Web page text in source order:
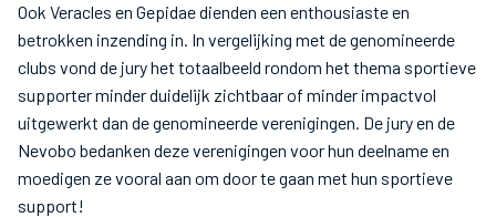
Ook Veracles en Gepidae dienden een enthousiaste en
betrokken inzending in. In vergelijking met de genomineerde
clubs vond de jury het totaalbeeld rondom het thema sportieve
supporter minder duidelijk zichtbaar of minder impactvol
uitgewerkt dan de genomineerde verenigingen. De jury en de
Nevobo bedanken deze verenigingen voor hun deelname en
moedigen ze vooral aan om door te gaan met hun sportieve
support!